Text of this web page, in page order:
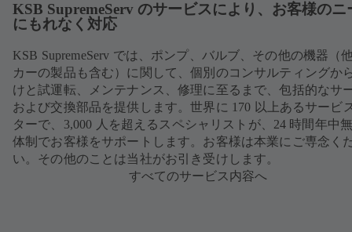
KSB SupremeServ のサービスにより、お客様のニ
にもれなく対応
KSB SupremeServ では、ポンプ、バルブ、その他の機器（
カーの製品も含む）に関して、個別のコンサルティングか
けと試運転、メンテナンス、修理に至るまで、包括的なサ
および交換部品を提供します。世界に 170 以上あるサービ
ターで、3,000 人を超えるスペシャリストが、24 時間年中
体制でお客様をサポートします。お客様は本業にご専念く
い。その他のことは当社がお引き受けします。
すべてのサービス内容へ